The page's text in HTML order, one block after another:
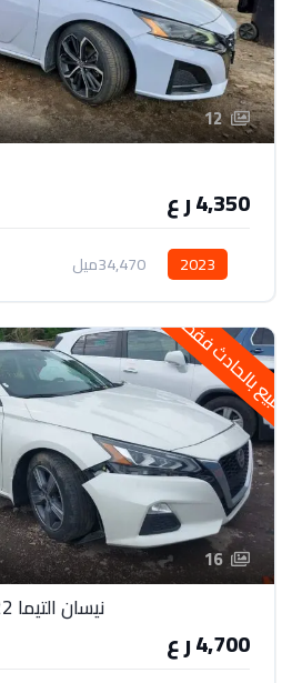
12
4,350 ر ع
2023 34,470ميل
بالحادث فقط
16
نيسان التيما 2022 SV - فتحة سقف
4,700 ر ع